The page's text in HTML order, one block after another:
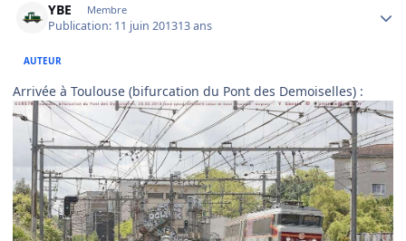
YBE Membre
Publication: 11 juin 201313 ans
AUTEUR
Arrivée à Toulouse (bifurcation du Pont des Demoiselles) :